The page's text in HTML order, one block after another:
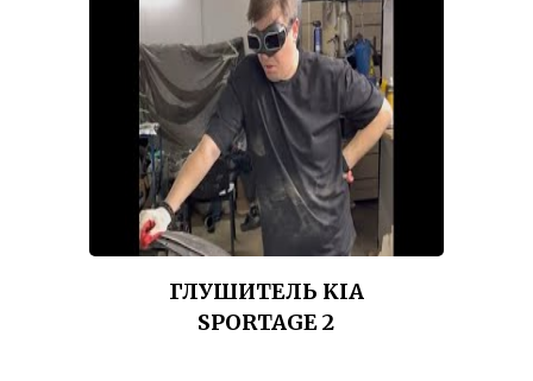
ГЛУШИТЕЛЬ KIA
SPORTAGE 2